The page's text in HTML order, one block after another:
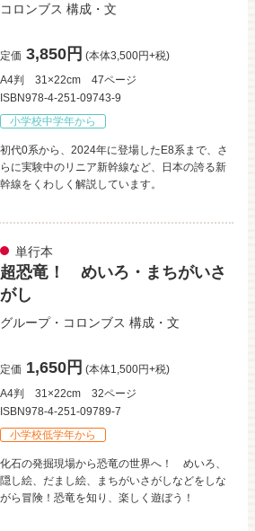
コロンブス 構成・文
定価 3,850円 (本体3,500円+税)
A4判
31×22cm
47ページ
ISBN978-4-251-09743-9
小学校中学年から
初代0系から、2024年に登場したE8系まで、さ
らに実験中のリニア新幹線など、日本の誇る新
幹線をくわしく解説しています。
単行本
超恐竜！ めいろ・まちがいさ
がし
グループ・コロンブス 構成・文
定価 1,650円 (本体1,500円+税)
A4判
31×22cm
32ページ
ISBN978-4-251-09789-7
小学校低学年から
化石の発掘現場から恐竜の世界へ！ めいろ、
隠し絵、だまし絵、まちがいさがしなどをしな
がら冒険！恐竜を知り、楽しく遊ぼう！